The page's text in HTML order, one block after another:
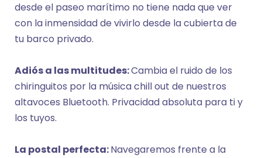
desde el paseo marítimo no tiene nada que ver
con la inmensidad de vivirlo desde la cubierta de
tu barco privado.
Adiós a las multitudes:Cambia el ruido de los
chiringuitos por la música chill out de nuestros
altavoces Bluetooth. Privacidad absoluta para ti y
los tuyos.
La postal perfecta:Navegaremos frente a la